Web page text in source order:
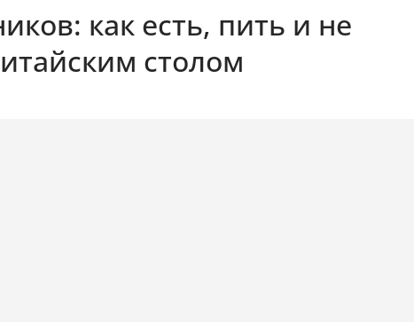
как есть, пить и не
столом